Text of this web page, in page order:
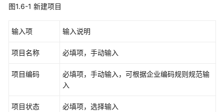
类
操
使
类
系
图1.6-1 新建项目
输入项 输入说明
项目名称 必填项，手动输入
项目编码
必填项，手动输入，可根据企业编码规则规范输
入
项目状态 必填项，选择输入